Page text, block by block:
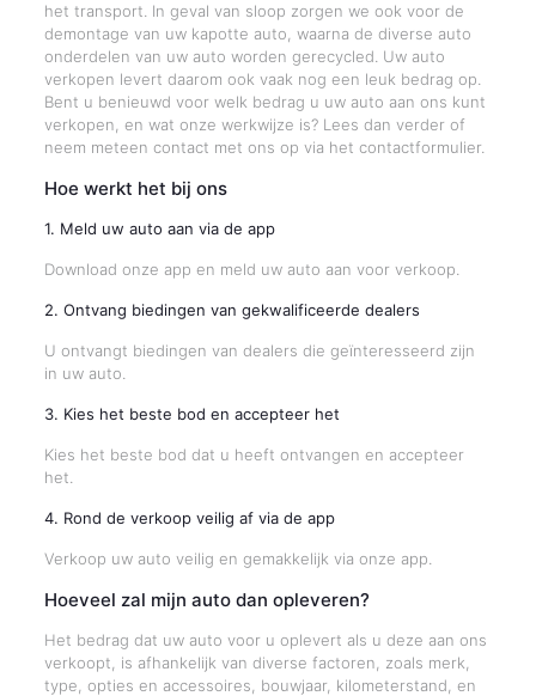
het transport. In geval van sloop zorgen we ook voor de
demontage van uw kapotte auto, waarna de diverse auto
onderdelen van uw auto worden gerecycled. Uw auto
verkopen levert daarom ook vaak nog een leuk bedrag op.
Bent u benieuwd voor welk bedrag u uw auto aan ons kunt
verkopen, en wat onze werkwijze is? Lees dan verder of
neem meteen contact met ons op via het contactformulier.
Hoe werkt het bij ons
1. Meld uw auto aan via de app
Download onze app en meld uw auto aan voor verkoop.
2. Ontvang biedingen van gekwalificeerde dealers
U ontvangt biedingen van dealers die geïnteresseerd zijn
in uw auto.
3. Kies het beste bod en accepteer het
Kies het beste bod dat u heeft ontvangen en accepteer
het.
4. Rond de verkoop veilig af via de app
Verkoop uw auto veilig en gemakkelijk via onze app.
Hoeveel zal mijn auto dan opleveren?
Het bedrag dat uw auto voor u oplevert als u deze aan ons
verkoopt, is afhankelijk van diverse factoren, zoals merk,
type, opties en accessoires, bouwjaar, kilometerstand, en